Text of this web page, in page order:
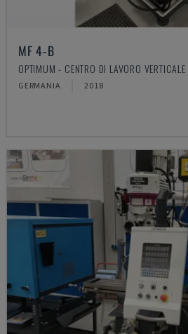
MF 4-B
OPTIMUM - CENTRO DI LAVORO VERTICALE
GERMANIA 2018